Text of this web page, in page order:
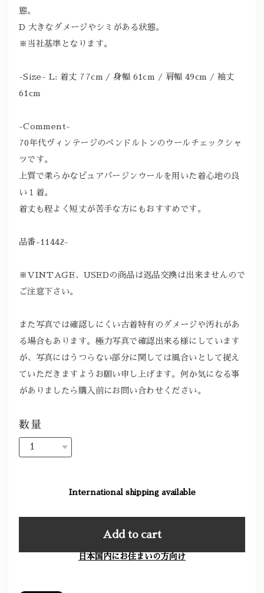
態。
D 大きなダメージやシミがある状態。
※当社基準となります。
-Size- L: 着丈 77cm / 身幅 61cm / 肩幅 49cm / 袖丈
61cm
-Comment-
70年代ヴィンテージのペンドルトンのウールチェックシャ
ツです。
上質で柔らかなピュアバージンウールを用いた着心地の良
い１着。
着丈も程よく短丈が苦手な方にもおすすめです。
品番-11442-
※VINTAGE、USEDの商品は返品交換は出来ませんので
ご注意下さい。
また写真では確認しにくい古着特有のダメージや汚れがあ
る場合もあります。極力写真で確認出来る様にしています
が、写真にはうつらない部分に関しては風合いとして捉え
ていただきますようお願い申し上げます。何か気になる事
がありましたら購入前にお問い合わせください。
数量
International shipping available
Add to cart
日本国内にお住まいの方向け